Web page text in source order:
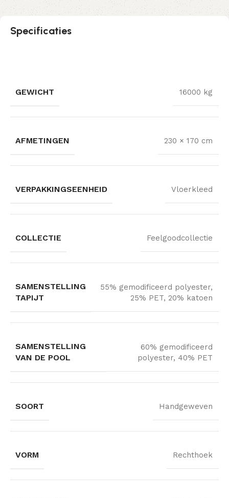
Specificaties
GEWICHT 16000 kg
AFMETINGEN 230 × 170 cm
VERPAKKINGSEENHEID Vloerkleed
COLLECTIE Feelgoodcollectie
SAMENSTELLING
TAPIJT
55% gemodificeerd polyester,
25% PET, 20% katoen
SAMENSTELLING
VAN DE POOL
60% gemodificeerd
polyester, 40% PET
SOORT Handgeweven
VORM Rechthoek